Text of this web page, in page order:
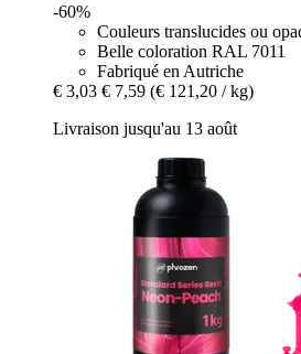
-60%
Couleurs translucides ou
Belle coloration RAL 7011
Fabriqué en Autriche
€ 3,03 € 7,59 (€ 121,20 / kg)
Livraison jusqu'au 13 août